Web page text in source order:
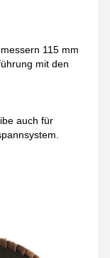
115 mm
mit den
auch für